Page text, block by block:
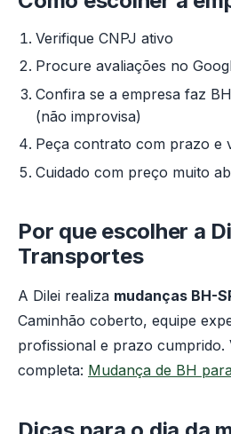
Verifique CNPJ ativo
Procure avaliações no
Confira se a empresa faz
(não improvisa)
Peça contrato com prazo e
Cuidado com preço muito
Por que escolher a
Transportes
A Dilei realiza mudanças BH-
Caminhão coberto, equipe
profissional e prazo cumprido.
completa: Mudança de BH